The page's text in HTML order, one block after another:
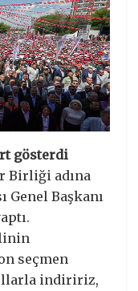
gösterdi
Birliği adına
Genel Başkanı
seçmen
indiririz,